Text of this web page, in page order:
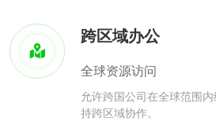
跨区域办公
全球资源访问
允许跨国公司在全球范围
持跨区域协作。